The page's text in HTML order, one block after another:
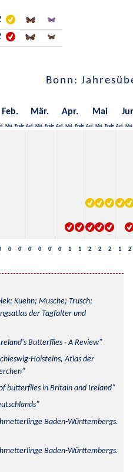
Bonn:
Feb. Mär. Apr. Mai
Mit. Ende Anf. Mit. Ende Anf. Mit. Ende Anf. Mit. Ende Anf. Mit.
0 0 0 0 0 0 1 1 2 2 2 1 2
Kuehn; Musche; Trusch;
der Tagfalter und
Butterflies - A Review
Holsteins, Atlas der
butterflies in Britain and Ireland
Baden-Württembergs.
Baden-Württembergs.